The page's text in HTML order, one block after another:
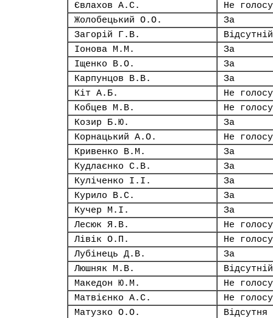
Євлахов А.С.
Не
Жолобецький О.О.
За
Загорій Г.В.
Відсутній
Іонова М.М.
За
Іщенко В.О.
За
Карпунцов В.В.
За
Кіт А.Б.
Не
Кобцев М.В.
Не
Козир Б.Ю.
За
Корнацький А.О.
Не
Кривенко В.М.
За
Кудлаєнко С.В.
За
Куліченко І.І.
За
Курило В.С.
За
Кучер М.І.
За
Лесюк Я.В.
Не
Лівік О.П.
Не
Лубінець Д.В.
За
Люшняк М.В.
Відсутній
Македон Ю.М.
Не
Матвієнко А.С.
Не
Матузко О.О.
Відсутня